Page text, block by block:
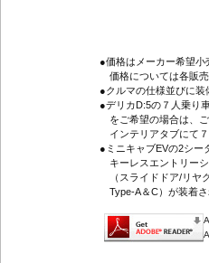
●価格はメーカー希望小
価格については各販
●クルマの仕様並びに
●デリカD:5の７人乗り
をご希望の場合は、
インテリアタブにて７
●ミニキャブEVの2シー
キーレスエントリー
（スライドドア/リヤ
Type-A＆C）が装着さ